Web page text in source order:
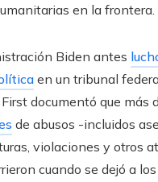
en la frontera.
Biden antes
en un tribunal
documentó que más
de abusos -incluidos
violaciones y otros
cuando se dejó a los